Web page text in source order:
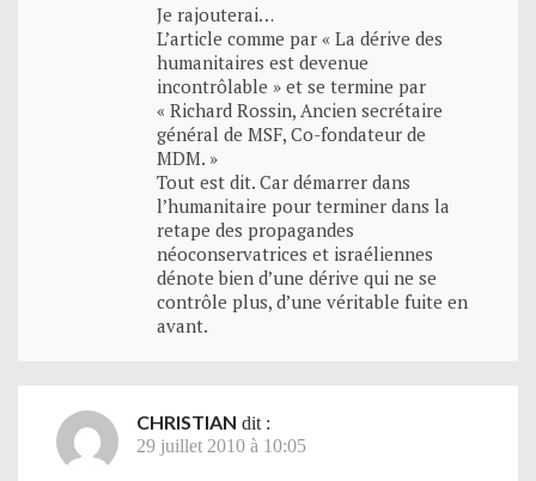
Je rajouterai…
L’article comme par « La dérive des
humanitaires est devenue
incontrôlable » et se termine par
« Richard Rossin, Ancien secrétaire
général de MSF, Co-fondateur de
MDM. »
Tout est dit. Car démarrer dans
l’humanitaire pour terminer dans la
retape des propagandes
néoconservatrices et israéliennes
dénote bien d’une dérive qui ne se
contrôle plus, d’une véritable fuite en
avant.
CHRISTIAN dit :
29 juillet 2010 à 10:05